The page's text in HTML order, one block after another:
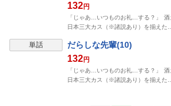
132円
「じゃあ…いつものお礼…する？」
日本三大カス（※諸説あり）を揃えた…
単話 だらしな先輩(10)
132円
「じゃあ…いつものお礼…する？」
日本三大カス（※諸説あり）を揃えた…